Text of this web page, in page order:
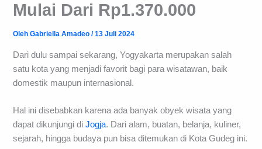
Mulai Dari Rp1.370.000
OlehGabriella Amadeo/13 Juli 2024
Dari dulu sampai sekarang, Yogyakarta merupakan salah
satu kota yang menjadi favorit bagi para wisatawan, baik
domestik maupun internasional.
Hal ini disebabkan karena ada banyak obyek wisata yang
dapat dikunjungi diJogja. Dari alam, buatan, belanja, kuliner,
sejarah, hingga budaya pun bisa ditemukan di Kota Gudeg ini.